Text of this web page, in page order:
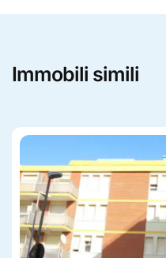
Immobili simili